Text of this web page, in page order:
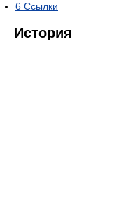
6 Ссылки
История